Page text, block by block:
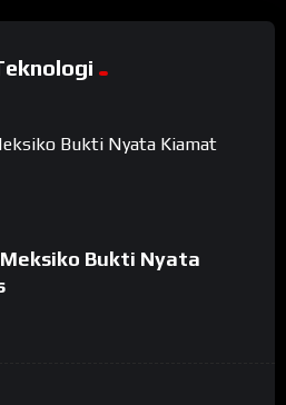
Bukti Nyata